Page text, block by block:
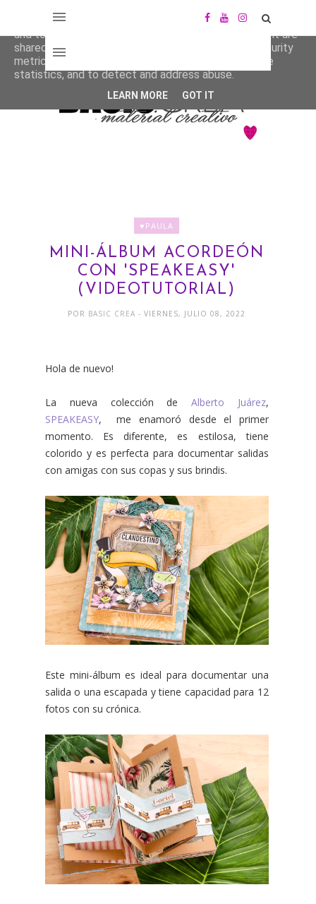
♥PAULA
MINI-ÁLBUM ACORDEÓN
CON 'SPEAKEASY'
(VIDEOTUTORIAL)
POR BASIC CREA- VIERNES, JULIO 08, 2022
Hola de nuevo!
La nueva colección deAlberto Juárez,
SPEAKEASY, me enamoró desde el primer
momento. Es diferente, es estilosa, tiene
colorido y es perfecta para documentar salidas
con amigas con sus copas y sus brindis.
Este mini-álbum es ideal para documentar una
salida o una escapada y tiene capacidad para 12
fotos con su crónica.
This site uses cookies from Google to deliver its services
and to analyze traffic. Your IP address and user-agent are
shared with Google along with performance and security
metrics to ensure quality of service, generate usage
statistics, and to detect and address abuse.
LEARN MORE GOT IT